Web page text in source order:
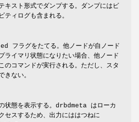
キスト形式でダンプする。ダンプにはビ
ティログも含まれる。
フラグをたてる。他ノードが自ノード
ライマリ状態になりたい場合、他ノード
のコマンドが実行される。ただし、スタ
きない。
状態を表示する。drbdmeta はローカ
セスするため、出力にははつねに